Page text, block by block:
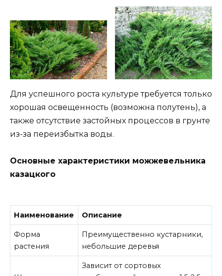
Для успешного роста культуре требуется только
хорошая освещенность (возможна полутень), а
также отсутствие застойных процессов в грунте
из-за переизбытка воды.
Основные характеристики можжевельника
казацкого
Наименование Описание
Форма
растения
Преимущественно кустарники,
небольшие деревья
Зависит от сортовых